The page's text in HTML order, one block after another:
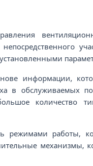
информации,
в обслуживаемых
количество
режимами работы,
механизмы,